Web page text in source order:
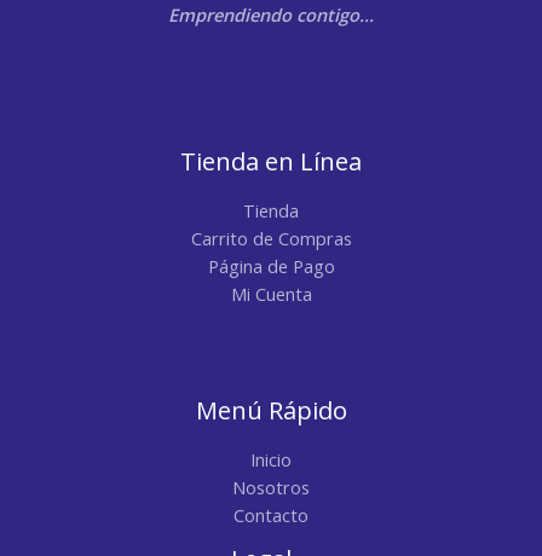
Emprendiendo contigo…
Tienda en Línea
Tienda
Carrito de Compras
Página de Pago
Mi Cuenta
Menú Rápido
Inicio
Nosotros
Contacto